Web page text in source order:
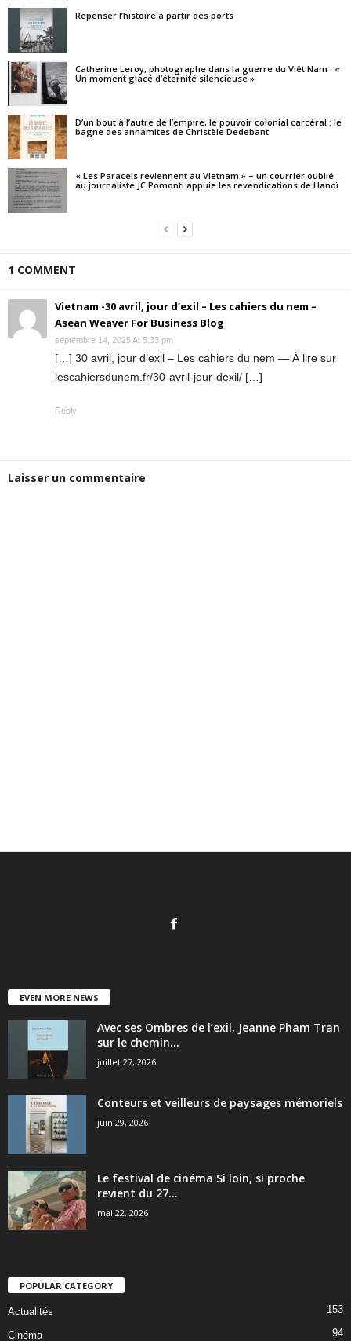
Repenser l’histoire à partir des ports
Catherine Leroy, photographe dans la guerre du Viêt Nam : «
Un moment glacé d’éternité silencieuse »
D’un bout à l’autre de l’empire, le pouvoir colonial carcéral : le
bagne des annamites de Christèle Dedebant
« Les Paracels reviennent au Vietnam » – un courrier oublié
au journaliste JC Pomonti appuie les revendications de Hanoï
1 COMMENT
Vietnam -30 avril, jour d’exil – Les cahiers du nem –
Asean Weaver For Business Blog
septembre 14, 2025 At 5:33 pm
[…] 30 avril, jour d’exil – Les cahiers du nem — À lire sur
lescahiersdunem.fr/30-avril-jour-dexil/ […]
Reply
Laisser un commentaire
EVEN MORE NEWS
Avec ses Ombres de l’exil, Jeanne Pham Tran
sur le chemin...
juillet 27, 2026
Conteurs et veilleurs de paysages mémoriels
juin 29, 2026
Le festival de cinéma Si loin, si proche
revient du 27...
mai 22, 2026
POPULAR CATEGORY
Actualités 153
Cinéma 94